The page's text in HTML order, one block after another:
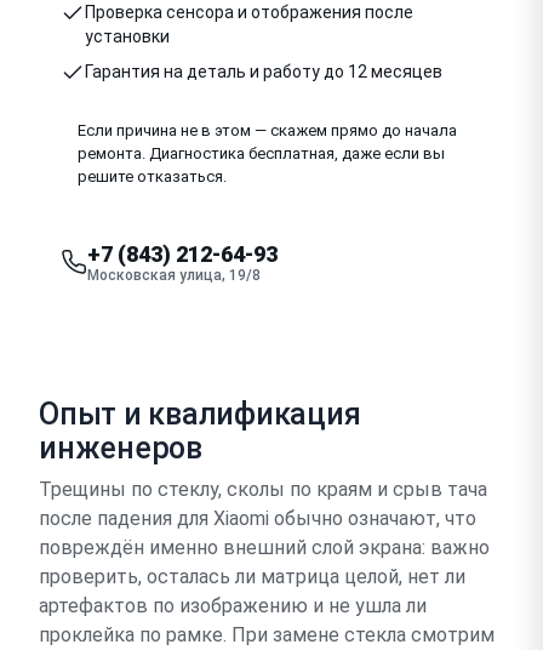
Проверка сенсора и отображения после
установки
Гарантия на деталь и работу до 12 месяцев
Если причина не в этом — скажем прямо до начала
ремонта. Диагностика бесплатная, даже если вы
решите отказаться.
+7 (843) 212-64-93
Московская улица, 19/8
Опыт и квалификация
инженеров
Трещины по стеклу, сколы по краям и срыв тача
после падения для Xiaomi обычно означают, что
повреждён именно внешний слой экрана: важно
проверить, осталась ли матрица целой, нет ли
артефактов по изображению и не ушла ли
проклейка по рамке. При замене стекла смотрим